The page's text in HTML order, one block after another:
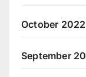
October 2022
September